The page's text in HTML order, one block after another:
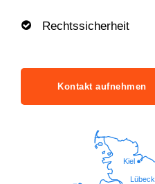
Rechtssicherheit
Kontakt aufnehmen
Lübeck
Kiel